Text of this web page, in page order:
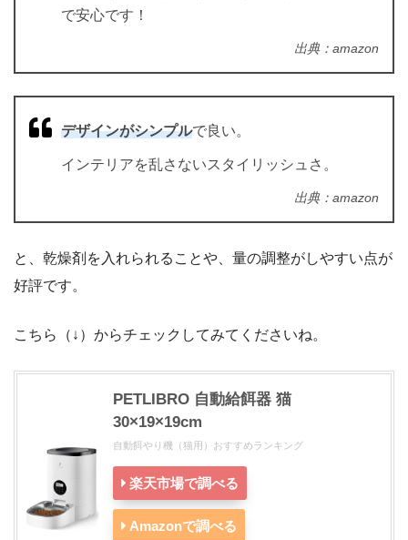
で安心です！
出典：amazon
デザインがシンプルで良い。
インテリアを乱さないスタイリッシュさ。
出典：amazon
と、乾燥剤を入れられることや、量の調整がしやすい点が
好評です。
こちら（↓）からチェックしてみてくださいね。
PETLIBRO 自動給餌器 猫
30×19×19cm
自動餌やり機（猫用）おすすめランキング
楽天市場で調べる
Amazonで調べる